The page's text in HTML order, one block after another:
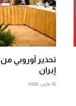
تحذير أوروبي من
إيران
12 مارس، 2022